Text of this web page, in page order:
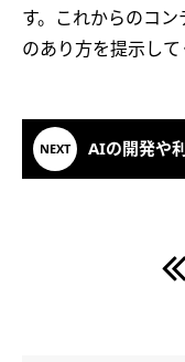
す。これからのコ
のあり方を提示して
AIの開発や